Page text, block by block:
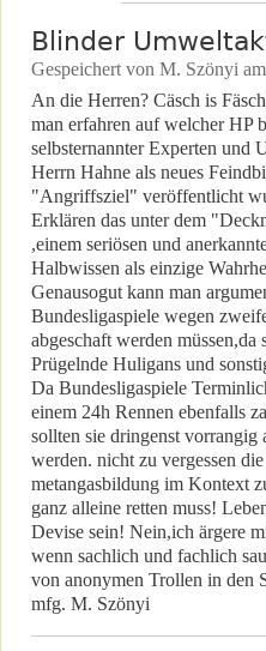
Blinder
Gespeichert von M. Szönyi am
An die Herren? Cäsch is
man erfahren auf welcher HP
selbsternannter Experten und
Herrn Hahne als neues
"Angriffsziel" veröffentlicht
Erklären das unter dem
,einem seriösen und
Halbwissen als einzige
Genausogut kann man
Bundesligaspiele wegen
abgeschaft werden
Prügelnde Huligans und
Da Bundesligaspiele
einem 24h Rennen ebenfalls
sollten sie dringenst vorrangig
werden. nicht zu vergessen
metangasbildung im Kontext
ganz alleine retten muss!
Devise sein! Nein,ich ärgere
wenn sachlich und fachlich
von anonymen Trollen in den
mfg. M. Szönyi